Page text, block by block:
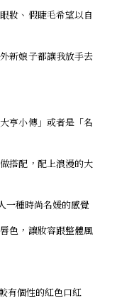
妝、假睫毛希望以自
新娘子都讓我放手去
亨小傳」或者是「名
搭配，配上浪漫的大
一種時尚名媛的感覺
色，讓妝容跟整體風
有個性的紅色口紅